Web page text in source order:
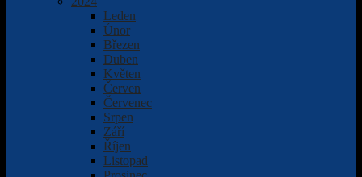
Leden
Únor
Březen
Duben
Květen
Červen
Červenec
Srpen
Září
Říjen
Listopad